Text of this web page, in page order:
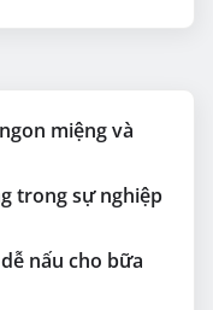
miệng và
trong sự nghiệp
nấu cho bữa